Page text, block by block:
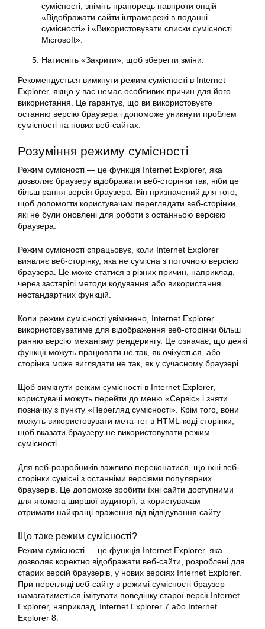
сумісності, зніміть прапорець навпроти опцій
«Відображати сайти інтрамережі в поданні
сумісності» і «Використовувати списки сумісності
Microsoft».
Натисніть «Закрити», щоб зберегти зміни.
Рекомендується вимкнути режим сумісності в Internet
Explorer, якщо у вас немає особливих причин для його
використання. Це гарантує, що ви використовуєте
останню версію браузера і допоможе уникнути проблем
сумісності на нових веб-сайтах.
Розуміння режиму сумісності
Режим сумісності — це функція Internet Explorer, яка
дозволяє браузеру відображати веб-сторінки так, ніби це
більш рання версія браузера. Він призначений для того,
щоб допомогти користувачам переглядати веб-сторінки,
які не були оновлені для роботи з останньою версією
браузера.
Режим сумісності спрацьовує, коли Internet Explorer
виявляє веб-сторінку, яка не сумісна з поточною версією
браузера. Це може статися з різних причин, наприклад,
через застарілі методи кодування або використання
нестандартних функцій.
Коли режим сумісності увімкнено, Internet Explorer
використовуватиме для відображення веб-сторінки більш
ранню версію механізму рендерингу. Це означає, що деякі
функції можуть працювати не так, як очікується, або
сторінка може виглядати не так, як у сучасному браузері.
Щоб вимкнути режим сумісності в Internet Explorer,
користувачі можуть перейти до меню «Сервіс» і зняти
позначку з пункту «Перегляд сумісності». Крім того, вони
можуть використовувати мета-тег в HTML-коді сторінки,
щоб вказати браузеру не використовувати режим
сумісності.
Для веб-розробників важливо переконатися, що їхні веб-
сторінки сумісні з останніми версіями популярних
браузерів. Це допоможе зробити їхні сайти доступними
для якомога ширшої аудиторії, а користувачам —
отримати найкращі враження від відвідування сайту.
Що таке режим сумісності?
Режим сумісності — це функція Internet Explorer, яка
дозволяє коректно відображати веб-сайти, розроблені для
старих версій браузерів, у нових версіях Internet Explorer.
При перегляді веб-сайту в режимі сумісності браузер
намагатиметься імітувати поведінку старої версії Internet
Explorer, наприклад, Internet Explorer 7 або Internet
Explorer 8.